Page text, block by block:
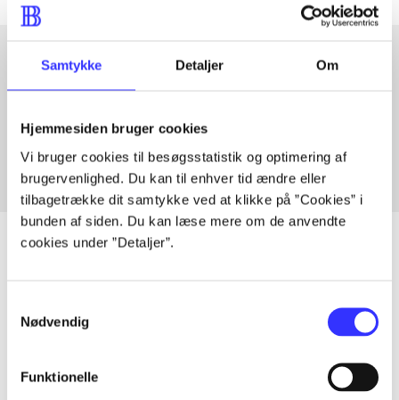
Samtykke Detaljer Om
Hjemmesiden bruger cookies
Vi bruger cookies til besøgsstatistik og optimering af
brugervenlighed. Du kan til enhver tid ændre eller
tilbagetrække dit samtykke ved at klikke på ”Cookies” i
bunden af siden. Du kan læse mere om de anvendte
cookies under ”Detaljer”.
Nødvendig
Funktionelle
Artikler med samme emner
Fra
Alle registrerede artikler fordelt på udgivelser
...